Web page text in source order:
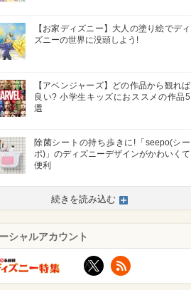
【お家ディズニー】大人の塗り絵でディ
ズニーの世界に没頭しよう!
【アベンジャーズ】どの作品から観れば
良い? 小学生キッズにおススメの作品5
選
除菌シートの持ち歩きに!「seepo(シー
ポ)」のディズニーデザインがかわいくて
便利
続きを読み込む
シャルアカウント
X